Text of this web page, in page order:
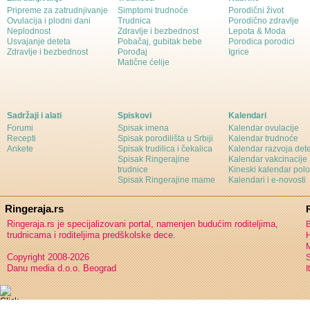
Pripreme za zatrudnjivanje
Ovulacija i plodni dani
Neplodnost
Usvajanje deteta
Zdravlje i bezbednost
Simptomi trudnoće
Trudnica
Zdravlje i bezbednost
Pobačaj, gubitak bebe
Porođaj
Matične ćelije
Porodični život
Porodično zdravlje
Lepota & Moda
Porodica porodici
Igrice
Sadržaji i alati
Forumi
Recepti
Ankete
Spiskovi
Spisak imena
Spisak porodilišta u Srbiji
Spisak trudilica i čekalica
Spisak Ringerajine
trudnice
Spisak Ringerajine mame
Kalendari
Kalendar ovulacije
Kalendar trudnoće
Kalendar razvoja
Kalendar vakcinacije
Kineski kalendar
Kalendari i e-novosti
Ringeraja.rs
Ringeraja.rs je specijalizovani portal, namenjen budućim roditeljima,
trudnicama i roditeljima predškolske dece.
Copyright 2008-2026
Danu media d.o.o. Beograd